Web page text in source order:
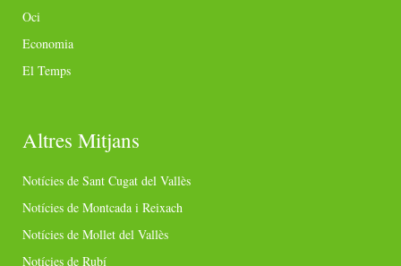
Oci
Economia
El Temps
Altres Mitjans
Notícies de Sant Cugat del Vallès
Notícies de Montcada i Reixach
Notícies de Mollet del Vallès
Notícies de Rubí